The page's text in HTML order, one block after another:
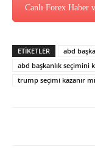
Canlı Forex Haber
ETİKETLER
abd
abd başkanlık seçimini
trump seçimi kazanır mı